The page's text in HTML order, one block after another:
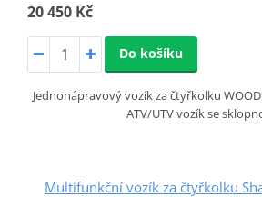
20 450 Kč
Do košíku
Jednonápravový vozík za čtyřkolku
ATV/UTV vozík se
Multifunkční vozík za čtyřkolku